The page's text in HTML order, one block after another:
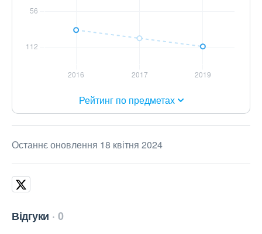
Рейтинг по предметах
Останнє оновлення 18 квітня 2024
Відгуки 0